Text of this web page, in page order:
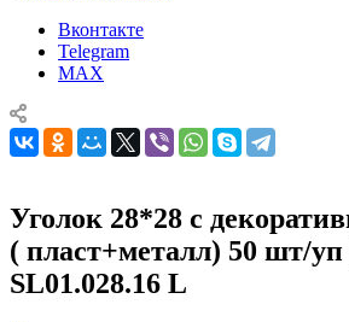
Вконтакте
Telegram
MAX
Уголок 28*28 с
( пласт+металл) 50 шт/
SL01.028.16 L